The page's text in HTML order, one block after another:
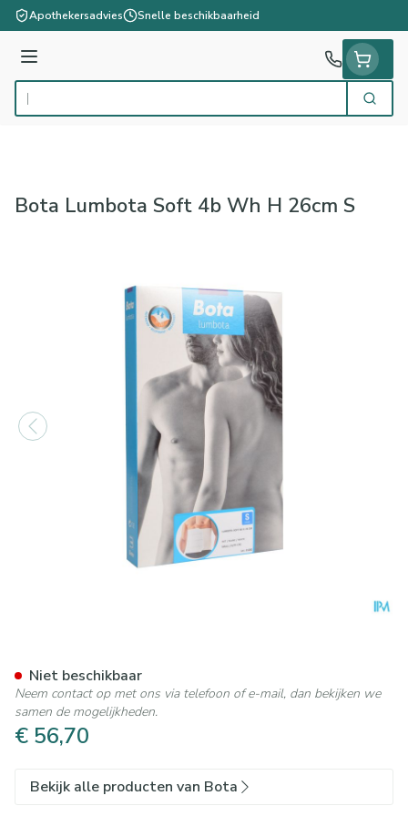
Ga naar de inhoud
Apothekersadvies Snelle beschikbaarheid
Menu
Product, merk, categorie... Zoek
Bota Lumbota Soft 4b Wh H 26cm S
€ 56,70
Niet beschikbaar
Neem contact op met ons via telefoon of e-mail, dan bekijken we
samen de mogelijkheden.
Bekijk alle producten van Bota